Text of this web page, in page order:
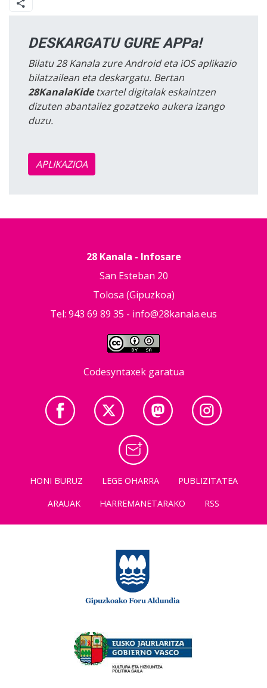
DESKARGATU GURE APPa!
Bilatu 28 Kanala zure Android eta iOS aplikazio
bilatzailean eta deskargatu. Bertan
28KanalaKidetxartel digitalak eskaintzen
dizuten abantailez gozatzeko aukera izango
duzu.
APLIKAZIOA
28 Kanala - Infosare
San Esteban 20
Tolosa (Gipuzkoa)
Tel: 943 69 89 35 - info@28kanala.eus
Codesyntaxek garatua
HONI BURUZ LEGE OHARRA
PUBLIZITATEA
ARAUAK
HARREMANETARAKO RSS